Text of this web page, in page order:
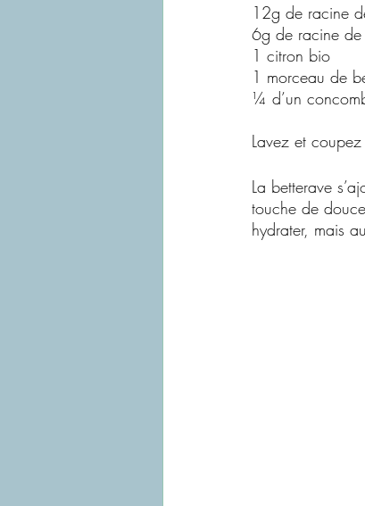
12g de racine
6g de racine de
1 citron bio
1 morceau de
¼ d’un
Lavez et
La betterave
touche de
hydrater, mais